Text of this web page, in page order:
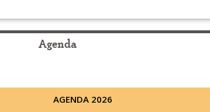
Agenda
AGENDA 2026